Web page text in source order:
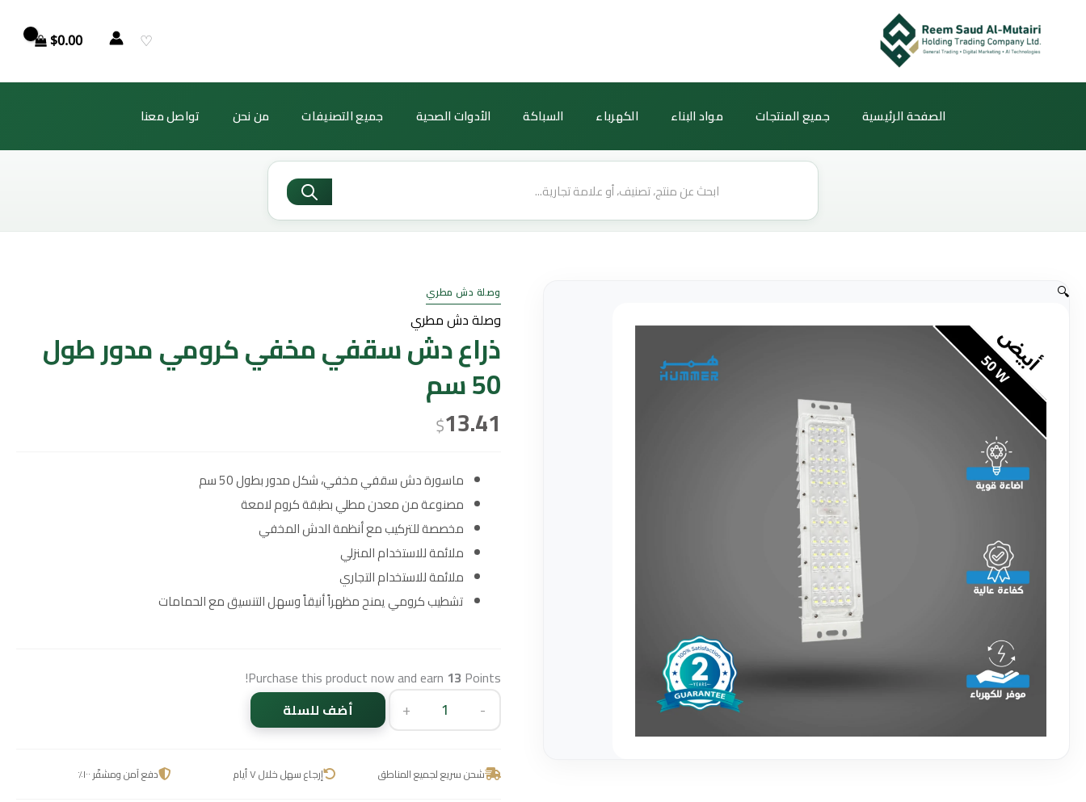
♡
$0.00
الصفحة الرئيسية جميع المنتجات مواد البناء الكهرباء السباكة الأدوات الصحية جميع التصنيفات من نحن تواصل معنا
Products
🔍 وصلة دش مطري
وصلة دش مطري
ذراع دش سقفي مخفي كرومي مدور طول
50 سم
$13.41
ماسورة دش سقفي مخفي، شكل مدور بطول 50 سم
مصنوعة من معدن مطلي بطبقة كروم لامعة
مخصصة للتركيب مع أنظمة الدش المخفي
ملائمة للاستخدام المنزلي
ملائمة للاستخدام التجاري
تشطيب كرومي يمنح مظهراً أنيقاً وسهل التنسيق مع الحمامات
Purchase this product now and earn 13 Points!
-
كرومي
طول
+ أضف للسلة
شحن سريع لجميع المناطق إرجاع سهل خلال ٧ أيام دفع آمن ومشفّر ١٠٠٪